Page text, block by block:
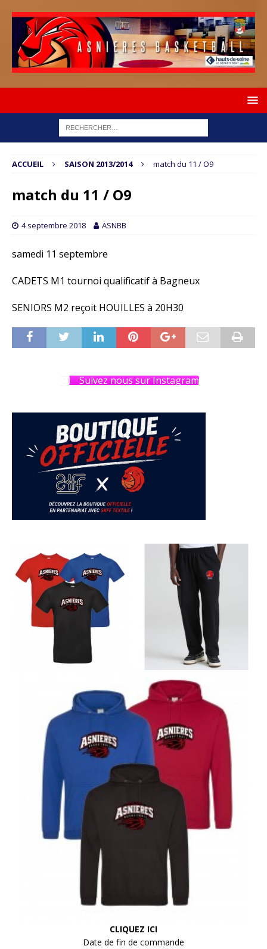
ACCUEIL SAISON 2013/2014 match du 11 / O9
match du 11 / O9
4 septembre 2018 ASNBB
samedi 11 septembre
CADETS M1 tournoi qualificatif à Bagneux
SENIORS M2 reçoit HOUILLES à 20H30
Suivez nous sur Instagram
CLIQUEZ ICI
Date de fin de commande